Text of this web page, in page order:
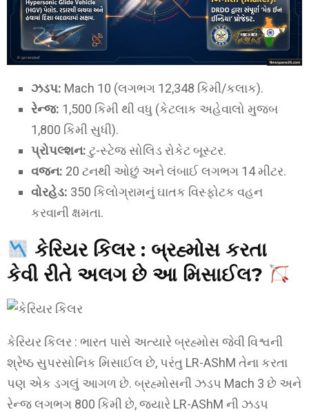
ઝડપ: Mach 10 (લગભગ 12,348 કિમી/કલાક).
રેન્જ: 1,500 કિમી થી વધુ (કેટલાક અહેવાલો મુજબ
1,800 કિમી સુધી).
પ્રોપલ્શન: ટુ-સ્ટેજ સોલિડ રોકેટ બૂસ્ટર.
વજન: 20 ટનથી ઓછું અને લંબાઈ લગભગ 14 મીટર.
વોરહેડ: 350 કિલોગ્રામનું ઘાતક વિસ્ફોટક વહન
કરવાની ક્ષમતા.
કેરિયર કિલર : બ્રહ્મોસ કરતા
કેવી રીતે અલગ છે આ મિસાઈલ?
કેરિયર કિલર : ભારત પાસે અત્યારે બ્રહ્મોસ જેવી વિશ્વની
શ્રેષ્ઠ સુપરસોનિક મિસાઈલ છે, પરંતુ LR-AShM તેના કરતા
પણ એક ડગલું આગળ છે. બ્રહ્મોસની ઝડપ Mach 3 છે અને
રેન્જ લગભગ 800 કિમી છે, જ્યારે LR-AShM ની ઝડપ